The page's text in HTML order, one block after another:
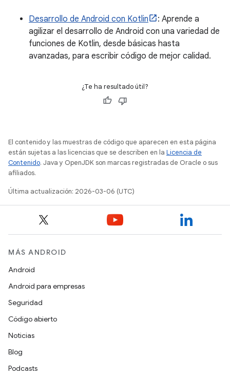
Desarrollo de Android con Kotlin
: Aprende a
agilizar el desarrollo de Android con una variedad de
funciones de Kotlin, desde básicas hasta
avanzadas, para escribir código de mejor calidad.
¿Te ha resultado útil?
El contenido y las muestras de código que aparecen en esta página
están sujetas a las licencias que se describen en la Licencia de
Contenido. Java y OpenJDK son marcas registradas de Oracle o sus
afiliados.
Última actualización: 2026-03-06 (UTC)
MÁS ANDROID
Android
Android para empresas
Seguridad
Código abierto
Noticias
Blog
Podcasts